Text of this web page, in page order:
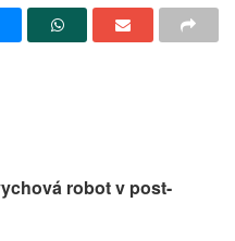
robot v post-